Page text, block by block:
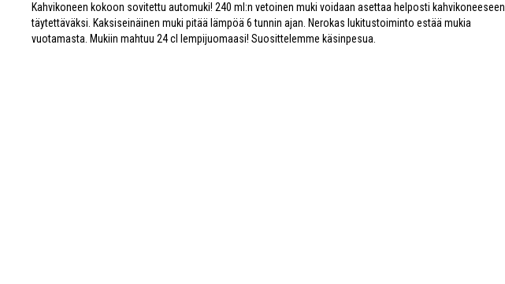
Kahvikoneen kokoon sovitettu automuki! 240 ml:n vetoinen muki voidaan asettaa helposti kahvikoneeseen
täytettäväksi. Kaksiseinäinen muki pitää lämpöä 6 tunnin ajan. Nerokas lukitustoiminto estää mukia
vuotamasta. Mukiin mahtuu 24 cl lempijuomaasi! Suosittelemme käsinpesua.